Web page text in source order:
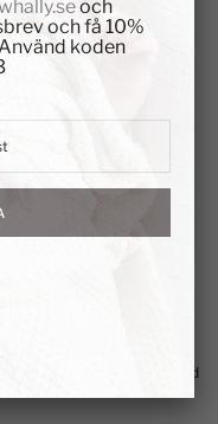
och fördelar.
mot huden.
snabbtorkande. Det är
vid tvätt, samtidigt som
krympa.
som är miljövänlig.
är skonsamt jämfört med
och
och få 10%
koden